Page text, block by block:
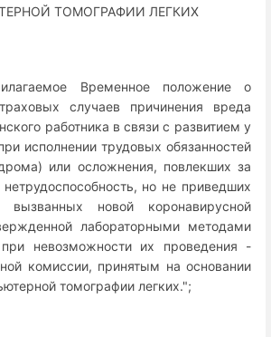
ТОМОГРАФИИ ЛЕГКИХ
Временное положение о
случаев причинения вреда
работника в связи с развитием у
исполнении трудовых обязанностей
или осложнения, повлекших за
но не приведших
вызванных новой коронавирусной
лабораторными методами
невозможности их проведения -
комиссии, принятым на основании
томографии легких.";